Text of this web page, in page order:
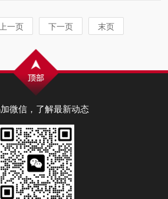
上一页 下一页 末页
微信，了解最新动态